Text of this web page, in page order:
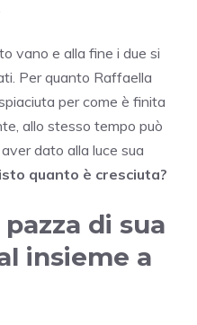
vano e alla fine i due si
Per quanto Raffaella
per come è finita
allo stesso tempo può
dato alla luce sua
quanto è cresciuta?
di sua
insieme a